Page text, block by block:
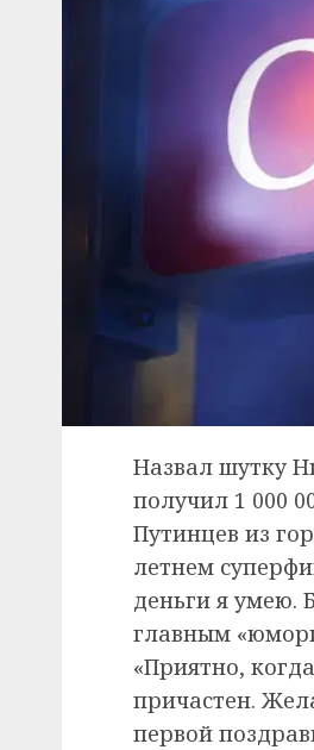
Назвал шутку
получил 1 000
Путинцев из
летнем
деньги я умею.
главным
«Приятно,
причастен.
первой